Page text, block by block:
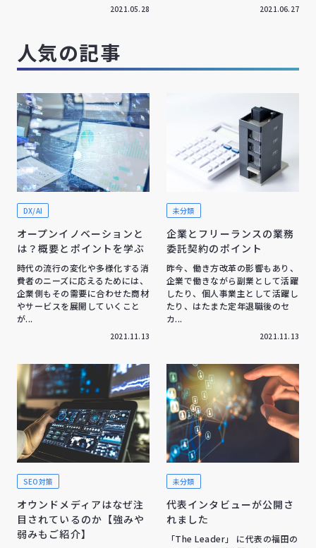
2021.05.28 2021.06.27
人気の記事
DX/AI
オープンイノベーションと
は？概要とポイントを学ぶ
時代の流行の変化や多様化する消
費者のニーズに応えるためには、
企業側もその需要に合わせた商材
やサービスを展開していくこと
が...
2021.11.13
未分類
企業とフリーランスの業務
委託契約のポイント
昨今、働き方改革の影響もあり、
企業で働きながら副業として活躍
したり、個人事業主として活躍し
たり、はたまた定年退職後のセ
カ...
2021.11.13
SEO対策
オウンドメディアはなぜ注
目されているのか【強みや
弱みもご紹介】
未分類
代表インタビューが公開さ
れました
「The Leader」 に代表の福田の